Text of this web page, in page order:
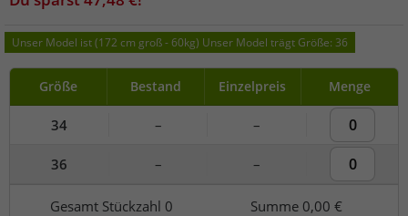
Unser Model ist (172 cm groß - 60kg) Unser Model trägt Größe: 36
Größe Bestand Einzelpreis Menge
34 – –
36 – –
Gesamt Stückzahl 0 Summe 0,00 €